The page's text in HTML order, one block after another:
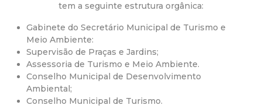
d
e
C
tem a seguinte estrutura orgânica:
Gabinete do Secretário Municipal de Turismo e
Meio Ambiente:
Supervisão de Praças e Jardins;
Assessoria de Turismo e Meio Ambiente.
Conselho Municipal de Desenvolvimento
Ambiental;
Conselho Municipal de Turismo.